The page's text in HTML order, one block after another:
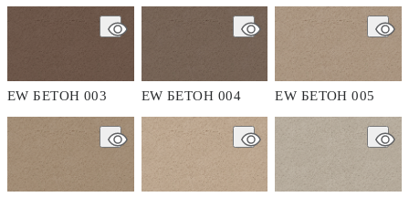
EW БЕТОН 003 EW БЕТОН 004 EW БЕТОН 005